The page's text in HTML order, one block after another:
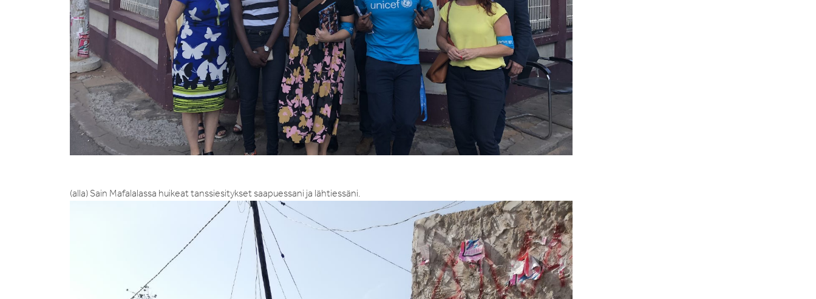
(alla) Sain Mafalalassa huikeat tanssiesitykset saapuessani ja lähtiessäni.